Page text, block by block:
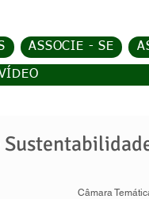
ASSOCIE - SE
Câmara